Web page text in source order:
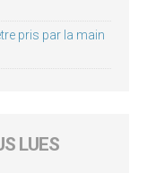
pris par la main
LUES